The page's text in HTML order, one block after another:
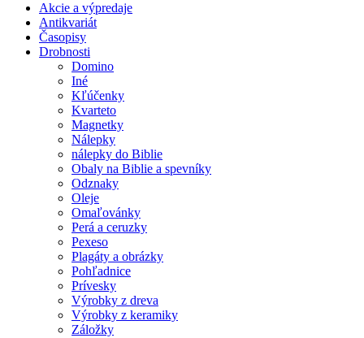
Akcie a výpredaje
Antikvariát
Časopisy
Drobnosti
Domino
Iné
Kľúčenky
Kvarteto
Magnetky
Nálepky
nálepky do Biblie
Obaly na Biblie a spevníky
Odznaky
Oleje
Omaľovánky
Perá a ceruzky
Pexeso
Plagáty a obrázky
Pohľadnice
Prívesky
Výrobky z dreva
Výrobky z keramiky
Záložky